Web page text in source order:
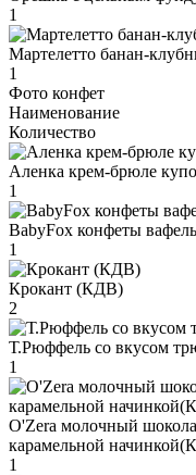
1
Мартелетто банан-
1
Фото конфет
Наименование
Количество
Аленка крем-брюле
1
BabyFox конфеты
1
Крокант (КДВ)
2
Т.Рюффель со вкусом
1
O'Zera молочный
карамельной
1